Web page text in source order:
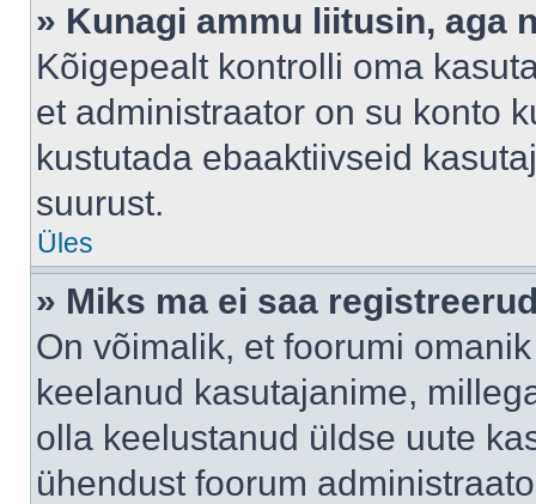
» Kunagi ammu liitusin, aga
Kõigepealt kontrolli oma
et administraator on su konto
kustutada ebaaktiivseid
suurust.
Üles
» Miks ma ei saa
On võimalik, et foorumi
keelanud kasutajanime,
olla keelustanud üldse uute
ühendust foorum